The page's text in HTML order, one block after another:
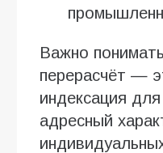
Важно
перерасчёт —
индексация
адресный